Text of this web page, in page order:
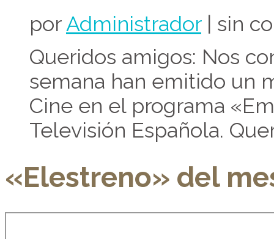
porAdministrador| sin
Queridos amigos: Nos
semana han emitido un
Cine en el programa
Televisión Española.
«Elestreno» del